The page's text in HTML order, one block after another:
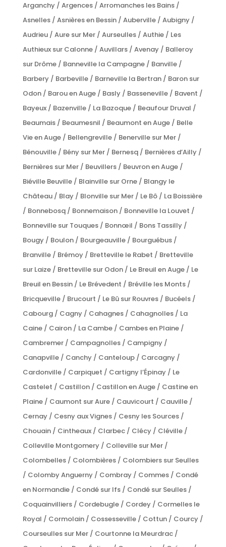
Arganchy / Argences / Arromanches les Bains /
Asnelles / Asnières en Bessin / Auberville / Aubigny /
Audrieu / Aure sur Mer / Aurseulles / Authie / Les
Authieux sur Calonne / Auvillars / Avenay / Balleroy
sur Drôme / Banneville la Campagne / Banville /
Barbery / Barbeville / Barneville la Bertran / Baron sur
Odon / Barou en Auge / Basly / Basseneville / Bavent /
Bayeux / Bazenville / La Bazoque / Beaufour Druval /
Beaumais / Beaumesnil / Beaumont en Auge / Belle
Vie en Auge / Bellengreville / Benerville sur Mer /
Bénouville / Bény sur Mer / Bernesq / Bernières d’Ailly /
Bernières sur Mer / Beuvillers / Beuvron en Auge /
Biéville Beuville / Blainville sur Orne / Blangy le
Château / Blay / Blonville sur Mer / Le Bô / La Boissière
/ Bonnebosq / Bonnemaison / Bonneville la Louvet /
Bonneville sur Touques / Bonnœil / Bons Tassilly /
Bougy / Boulon / Bourgeauville / Bourguébus /
Branville / Brémoy / Bretteville le Rabet / Bretteville
sur Laize / Bretteville sur Odon / Le Breuil en Auge / Le
Breuil en Bessin / Le Brévedent / Bréville les Monts /
Bricqueville / Brucourt / Le Bû sur Rouvres / Bucéels /
Cabourg / Cagny / Cahagnes / Cahagnolles / La
Caine / Cairon / La Cambe / Cambes en Plaine /
Cambremer / Campagnolles / Campigny /
Canapville / Canchy / Canteloup / Carcagny /
Cardonville / Carpiquet / Cartigny l’Épinay / Le
Castelet / Castillon / Castillon en Auge / Castine en
Plaine / Caumont sur Aure / Cauvicourt / Cauville /
Cernay / Cesny aux Vignes / Cesny les Sources /
Chouain / Cintheaux / Clarbec / Clécy / Cléville /
Colleville Montgomery / Colleville sur Mer /
Colombelles / Colombières / Colombiers sur Seulles
/ Colomby Anguerny / Combray / Commes / Condé
en Normandie / Condé sur Ifs / Condé sur Seulles /
Coquainvilliers / Cordebugle / Cordey / Cormelles le
Royal / Cormolain / Cossesseville / Cottun / Courcy /
Courseulles sur Mer / Courtonne la Meurdrac /